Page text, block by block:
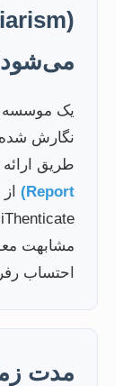
یک موسسه
نگارش شده
طریق ارائه
Report)
احتساب
مدت